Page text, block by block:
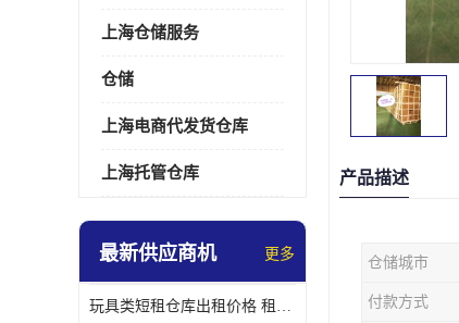
上海仓储服务
仓储
上海电商代发货仓库
上海托管仓库
最新供应商机 更多
玩具类短租仓库出租价格 租期灵活 智能电商配套
产品描述
仓储城市
付款方式